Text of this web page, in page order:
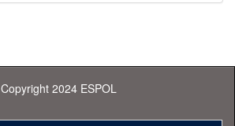
Copyright 2024 ESPOL